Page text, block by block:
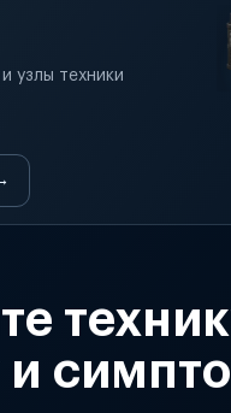
узлы техники
и